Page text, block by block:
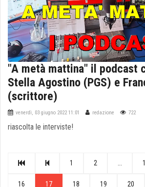
"A metà mattina" il podcast
Stella Agostino (PGS) e
(scrittore)
venerdì, 03 giugno 2022 11:01 redazione 722
riascolta le interviste!
1 2
16 17 18 19 20